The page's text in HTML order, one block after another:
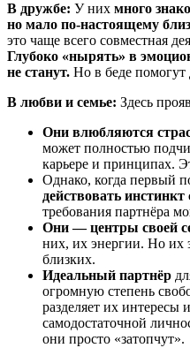
В дружбе: У них много
но мало по-настоящему
это чаще всего совместная
Глубоко «нырять» в
не станут. Но в беде помогут
В любви и семье: Здесь
Они влюбляются
может полностью
карьере и принципах.
Однако, когда первый
действовать
требования партнёра
Они — центры своей
них, их энергии. Но их
близких.
Идеальный партнёр
огромную степень
разделяет их интересы
самодостаточной
они просто «затопчут».